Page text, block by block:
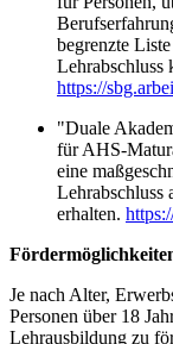
begrenzte
Lehrabschluss
https://
"Duale
für AHS-
eine
Lehrabschluss
erhalten.
Je nach Alter,
Personen über 18
Lehrausbildung zu